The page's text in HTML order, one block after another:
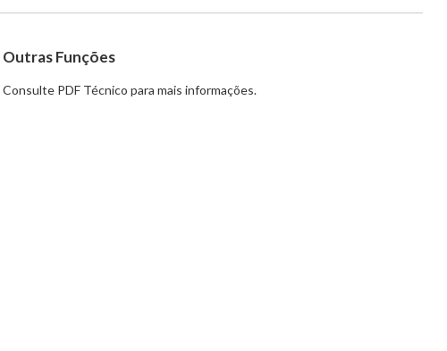
Outras Funções
Consulte PDF Técnico para mais informações.